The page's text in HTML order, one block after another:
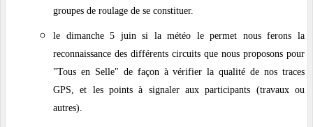
groupes de roulage de se constituer.
le dimanche 5 juin si la météo le permet nous ferons la
reconnaissance des différents circuits que nous proposons pour
"Tous en Selle" de façon à vérifier la qualité de nos traces
GPS, et les points à signaler aux participants (travaux ou
autres).